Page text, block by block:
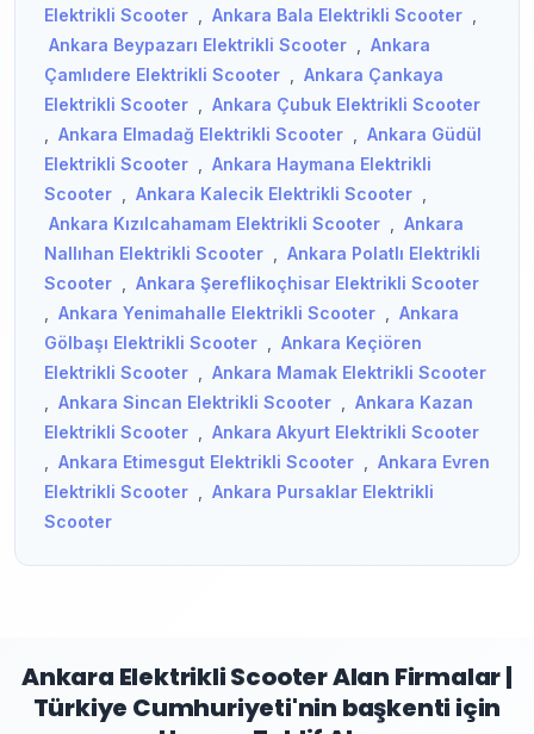
Elektrikli Scooter
Ankara Bala Elektrikli Scooter
Ankara Beypazarı Elektrikli Scooter
Ankara
Çamlıdere Elektrikli Scooter
Ankara Çankaya
Elektrikli Scooter
Ankara Çubuk Elektrikli Scooter
Ankara Elmadağ Elektrikli Scooter
Ankara Güdül
Elektrikli Scooter
Ankara Haymana Elektrikli
Scooter
Ankara Kalecik Elektrikli Scooter
Ankara Kızılcahamam Elektrikli Scooter
Ankara
Nallıhan Elektrikli Scooter
Ankara Polatlı Elektrikli
Scooter
Ankara Şereflikoçhisar Elektrikli Scooter
Ankara Yenimahalle Elektrikli Scooter
Ankara
Gölbaşı Elektrikli Scooter
Ankara Keçiören
Elektrikli Scooter
Ankara Mamak Elektrikli Scooter
Ankara Sincan Elektrikli Scooter
Ankara Kazan
Elektrikli Scooter
Ankara Akyurt Elektrikli Scooter
Ankara Etimesgut Elektrikli Scooter
Ankara Evren
Elektrikli Scooter
Ankara Pursaklar Elektrikli
Scooter
Ankara Elektrikli Scooter Alan Firmalar |
Türkiye Cumhuriyeti'nin başkenti için